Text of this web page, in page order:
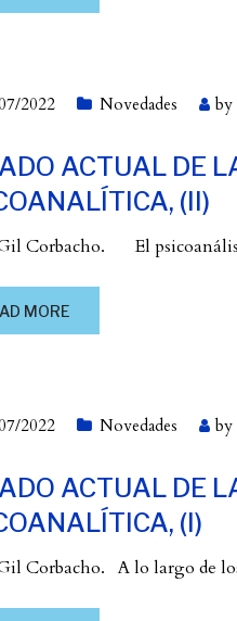
2022 Novedades by
ACTUAL DE
(II)
Corbacho. El
MORE
2022 Novedades by
ACTUAL DE
(I)
Corbacho. A lo largo de